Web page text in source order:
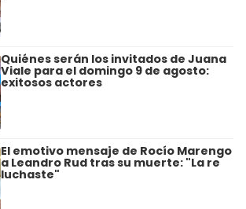
Quiénes serán los invitados de Juana
Viale para el domingo 9 de agosto:
exitosos actores
El emotivo mensaje de Rocío Marengo
a Leandro Rud tras su muerte: "La re
luchaste"